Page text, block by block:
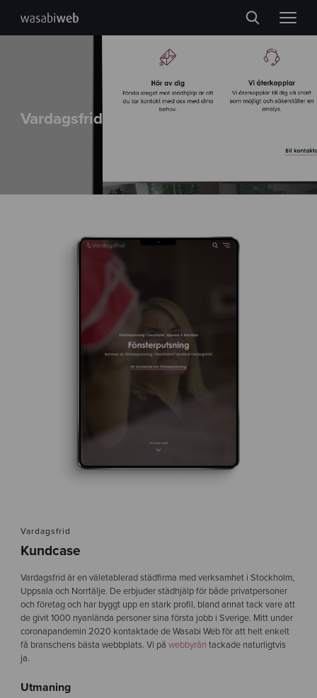
Vardagsfrid
Vardagsfrid
Kundcase
Vardagsfrid är en väletablerad städfirma med verksamhet i Stockholm,
Uppsala och Norrtälje. De erbjuder städhjälp för både privatpersoner
och företag och har byggt upp en stark profil, bland annat tack vare att
de givit 1000 nyanlända personer sina första jobb i Sverige. Mitt under
coronapandemin 2020 kontaktade de Wasabi Web för att helt enkelt
få branschens bästa webbplats. Vi på webbyrån tackade naturligtvis
ja.
Utmaning